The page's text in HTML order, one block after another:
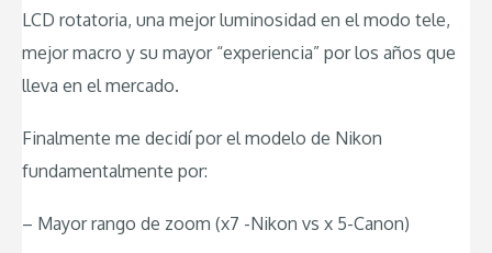
LCD rotatoria, una mejor luminosidad en el modo tele,
mejor macro y su mayor “experiencia” por los años que
lleva en el mercado.
Finalmente me decidí por el modelo de Nikon
fundamentalmente por:
– Mayor rango de zoom (x7 -Nikon vs x 5-Canon)